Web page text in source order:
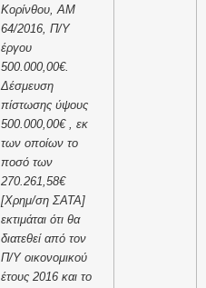
Κορίνθου, ΑΜ
64/2016, Π/Υ
έργου
500.000,00€.
Δέσμευση
πίστωσης ύψους
500.000,00€ , εκ
των οποίων το
ποσό των
270.261,58€
[Χρημ/ση ΣΑΤΑ]
εκτιμάται ότι θα
διατεθεί από τον
Π/Υ οικονομικού
έτους 2016 και το